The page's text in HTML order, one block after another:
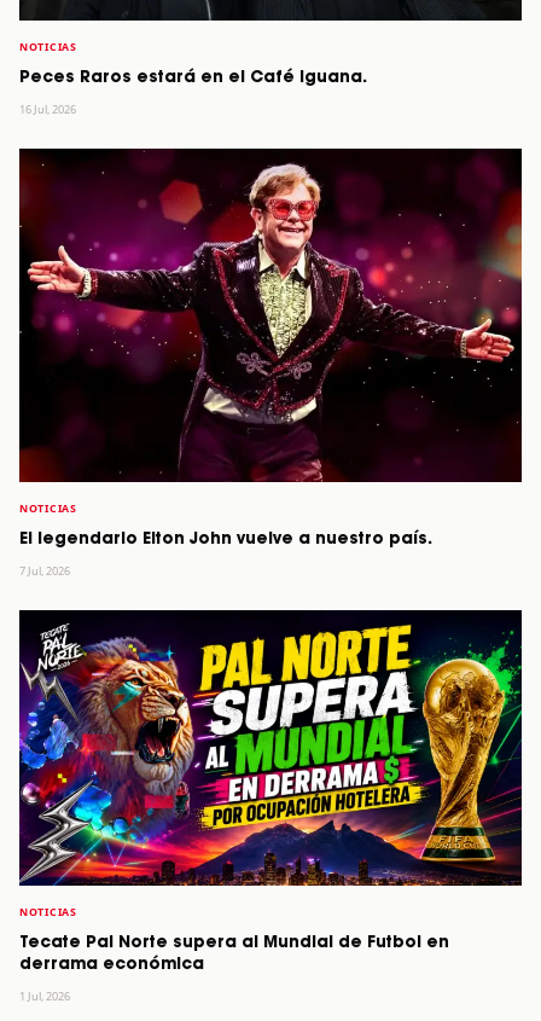
NOTICIAS
Peces Raros estará en el Café Iguana.
16 Jul, 2026
NOTICIAS
El legendario Elton John vuelve a nuestro país.
7 Jul, 2026
NOTICIAS
Tecate Pal Norte supera al Mundial de Futbol en
derrama económica
1 Jul, 2026